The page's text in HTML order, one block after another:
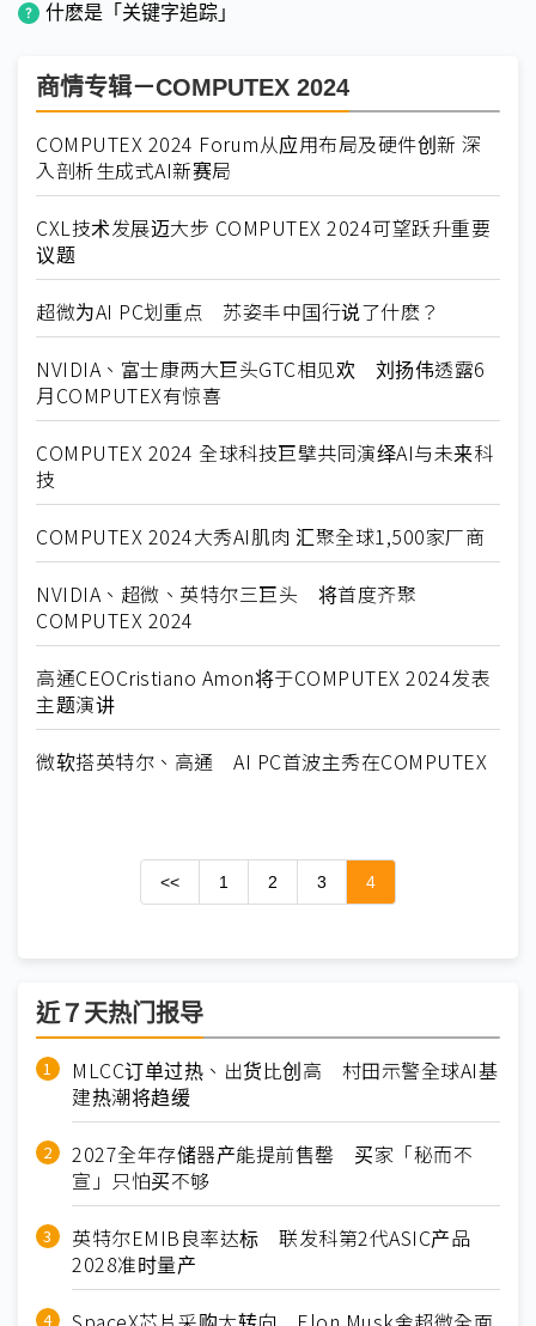
什麽是「关键字追踪」
商情专辑－COMPUTEX 2024
COMPUTEX 2024 Forum从应用布局及硬件创新 深
入剖析生成式AI新赛局
CXL技术发展迈大步 COMPUTEX 2024可望跃升重要
议题
超微为AI PC划重点 苏姿丰中国行说了什麽？
NVIDIA、富士康两大巨头GTC相见欢 刘扬伟透露6
月COMPUTEX有惊喜
COMPUTEX 2024 全球科技巨擘共同演绎AI与未来科
技
COMPUTEX 2024大秀AI肌肉 汇聚全球1,500家厂商
NVIDIA、超微、英特尔三巨头 将首度齐聚
COMPUTEX 2024
高通CEOCristiano Amon将于COMPUTEX 2024发表
主题演讲
微软搭英特尔、高通 AI PC首波主秀在COMPUTEX
<< 1 2 3 4
近７天热门报导
MLCC订单过热、出货比创高 村田示警全球AI基
建热潮将趋缓
2027全年存储器产能提前售罄 买家「秘而不
宣」只怕买不够
英特尔EMIB良率达标 联发科第2代ASIC产品
2028准时量产